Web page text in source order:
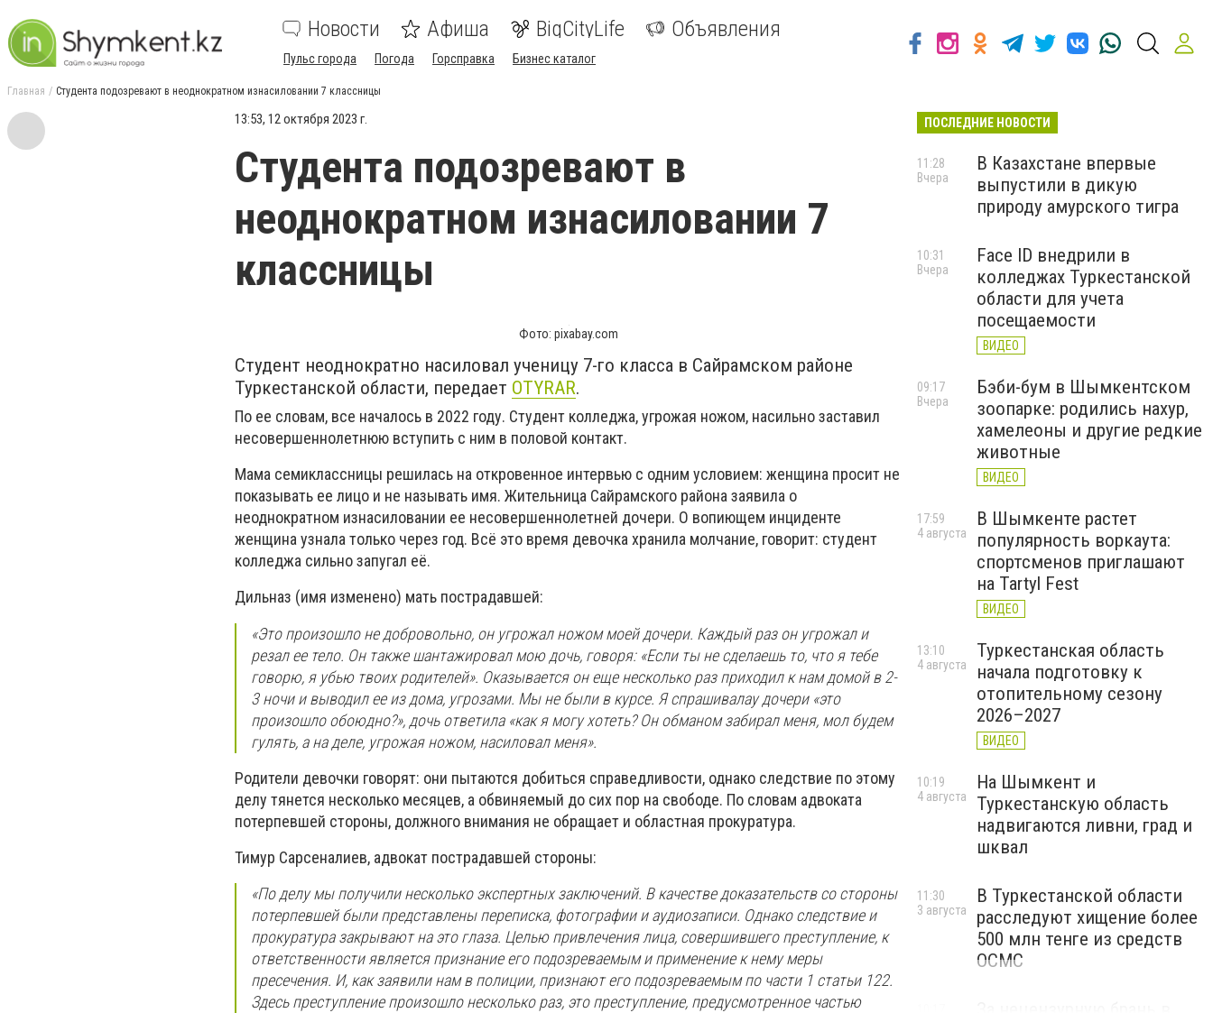
Новости Афиша BigCityLife Объявления
Пульс города Погода Горсправка Бизнес каталог
Главная Студента подозревают в неоднократном изнасиловании 7 классницы
13:53, 12 октября 2023 г.
Студента подозревают в
неоднократном изнасиловании 7
классницы
Фото: pixabay.com
Студент неоднократно насиловал ученицу 7-го класса в Сайрамском районе
Туркестанской области, передает OTYRAR.
По ее словам, все началось в 2022 году. Студент колледжа, угрожая ножом, насильно заставил
несовершеннолетнюю вступить с ним в половой контакт.
Мама семиклассницы решилась на откровенное интервью с одним условием: женщина просит не
показывать ее лицо и не называть имя. Жительница Сайрамского района заявила о
неоднократном изнасиловании ее несовершеннолетней дочери. О вопиющем инциденте
женщина узнала только через год. Всё это время девочка хранила молчание, говорит: студент
колледжа сильно запугал её.
Дильназ (имя изменено) мать пострадавшей:
«Это произошло не добровольно, он угрожал ножом моей дочери. Каждый раз он угрожал и
резал ее тело. Он также шантажировал мою дочь, говоря: «Если ты не сделаешь то, что я тебе
говорю, я убью твоих родителей». Оказывается он еще несколько раз приходил к нам домой в 2-
3 ночи и выводил ее из дома, угрозами. Мы не были в курсе. Я спрашивалау дочери «это
произошло обоюдно?», дочь ответила «как я могу хотеть? Он обманом забирал меня, мол будем
гулять, а на деле, угрожая ножом, насиловал меня».
Родители девочки говорят: они пытаются добиться справедливости, однако следствие по этому
делу тянется несколько месяцев, а обвиняемый до сих пор на свободе. По словам адвоката
потерпевшей стороны, должного внимания не обращает и областная прокуратура.
Тимур Сарсеналиев, адвокат пострадавшей стороны:
«По делу мы получили несколько экспертных заключений. В качестве доказательств со стороны
потерпевшей были представлены переписка, фотографии и аудиозаписи. Однако следствие и
прокуратура закрывают на это глаза. Целью привлечения лица, совершившего преступление, к
ответственности является признание его подозреваемым и применение к нему меры
пресечения. И, как заявили нам в полиции, признают его подозреваемым по части 1 статьи 122.
Здесь преступление произошло несколько раз, это преступление, предусмотренное частью
ПОСЛЕДНИЕ НОВОСТИ
В Казахстане впервые
выпустили в дикую
природу амурского тигра
11:28
Вчера
Face ID внедрили в
колледжах Туркестанской
области для учета
посещаемости
ВИДЕО
10:31
Вчера
Бэби-бум в Шымкентском
зоопарке: родились нахур,
хамелеоны и другие редкие
животные
ВИДЕО
09:17
Вчера
В Шымкенте растет
популярность воркаута:
спортсменов приглашают
на Tartyl Fest
ВИДЕО
17:59
4 августа
Туркестанская область
начала подготовку к
отопительному сезону
2026–2027
ВИДЕО
13:10
4 августа
На Шымкент и
Туркестанскую область
надвигаются ливни, град и
шквал
10:19
4 августа
В Туркестанской области
расследуют хищение более
500 млн тенге из средств
ОСМС
11:30
3 августа